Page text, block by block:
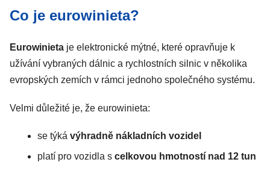
Co je eurowinieta?
Eurowinieta je elektronické mýtné, které opravňuje k
užívání vybraných dálnic a rychlostních silnic v několika
evropských zemích v rámci jednoho společného systému.
Velmi důležité je, že eurowinieta:
se týká výhradně nákladních vozidel
platí pro vozidla s celkovou hmotností nad 12 tun